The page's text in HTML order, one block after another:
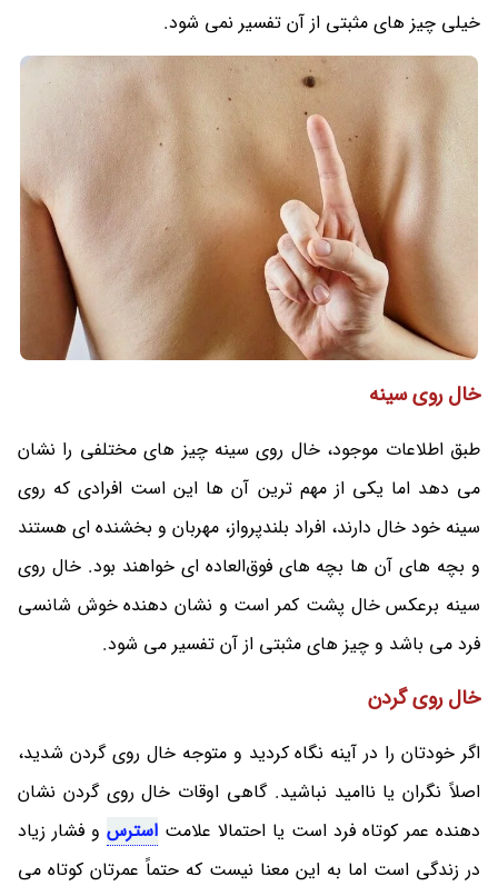
خیلی چیز های مثبتی از آن تفسیر نمی شود.
خال روی سینه
طبق اطلاعات موجود، خال روی سینه چیز های مختلفی را نشان
می‌ دهد اما یکی از مهم ترین آن ها این است افرادی که روی
سینه خود خال دارند، افراد بلندپرواز، مهربان و بخشنده ای هستند
و بچه‌ های آن ها بچه های فوق‌العاده ای خواهند بود. خال روی
سینه برعکس خال پشت کمر است و نشان دهنده خوش شانسی
فرد می باشد و چیز های مثبتی از آن تفسیر می‌ شود.
خال روی گردن
اگر خودتان را در آینه نگاه کردید و متوجه خال روی گردن شدید،
اصلاً نگران یا ناامید نباشید. گاهی اوقات خال روی گردن نشان
دهنده عمر کوتاه فرد است یا احتمالا علامت استرس و فشار زیاد
در زندگی است اما به این معنا نیست که حتماً عمرتان کوتاه می